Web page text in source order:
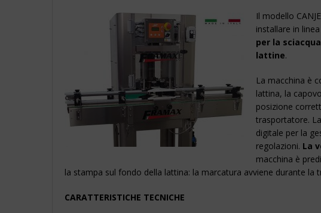
Il modello
installare in
per la
lattine.
La macchina è
lattina, la
posizione
trasportatore.
digitale per la
regolazioni. La
macchina è
la stampa sul fondo della lattina: la marcatura avviene durante la
CARATTERISTICHE TECNICHE